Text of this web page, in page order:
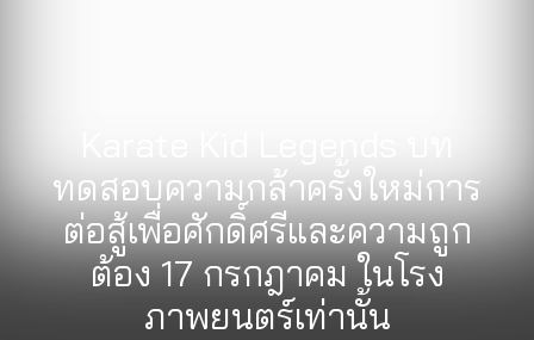
ทดสอบความกล้าครั้งใหม่การ
ต่อสู้เพื่อศักดิ์ศรีและความถูก
ต้อง 17 กรกฎาคม ในโรง
ภาพยนตร์เท่านั้น